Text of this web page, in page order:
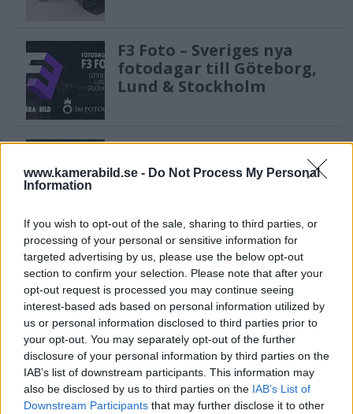
www.kamerabild.se - Do Not Process My Personal
Information
If you wish to opt-out of the sale, sharing to third parties, or
processing of your personal or sensitive information for
targeted advertising by us, please use the below opt-out
section to confirm your selection. Please note that after your
opt-out request is processed you may continue seeing
interest-based ads based on personal information utilized by
us or personal information disclosed to third parties prior to
your opt-out. You may separately opt-out of the further
disclosure of your personal information by third parties on the
IAB’s list of downstream participants. This information may
also be disclosed by us to third parties on the IAB’s List of
Downstream Participants that may further disclose it to other
F3 Foto – Sveriges nya
fotodagar till Göteborg,
Lund & Stockholm
Sony FE 100-400mm F5,6-8
OSS – lätt telezoom för
fågel, sport & natur
Anna W Thorbjörnsson –
naket med integritet
Sony RX10 V – ny
superzoom med 24–
600mm & AI-autofokus